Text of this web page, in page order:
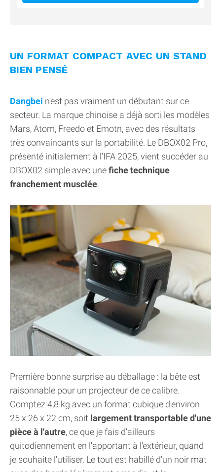
UN FORMAT COMPACT AVEC UN STAND
BIEN PENSÉ
Dangbei n'est pas vraiment un débutant sur ce
secteur. La marque chinoise a déjà sorti les modèles
Mars, Atom, Freedo et Emotn, avec des résultats
très convaincants sur la portabilité. Le DBOX02 Pro,
présenté initialement à l'IFA 2025, vient succéder au
DBOX02 simple avec unefiche technique
franchement musclée.
Première bonne surprise au déballage : la bête est
raisonnable pour un projecteur de ce calibre.
Comptez 4,8 kg avec un format cubique d'environ
25 x 26 x 22 cm, soit largement transportable d'une
pièce à l'autre, ce que je fais d'ailleurs
quitodiennement en l'apportant à l'extérieur, quand
je souhaite l'utiliser. Le tout est habillé d'un noir mat